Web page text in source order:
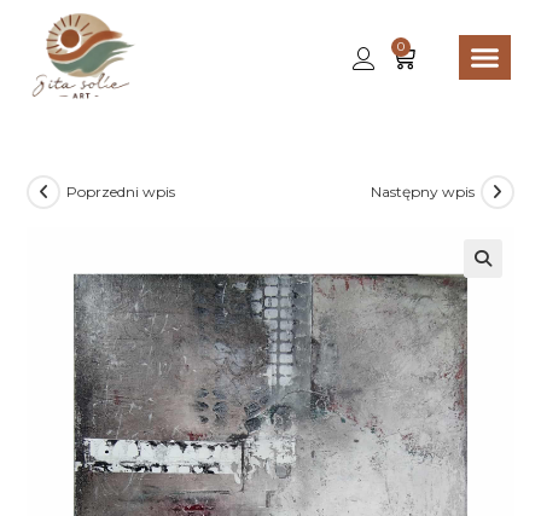
0
Poprzedni wpis Następny wpis